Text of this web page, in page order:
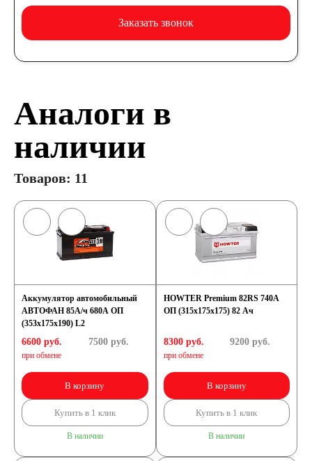
Заказать звонок
Аналоги в
наличии
Товаров: 11
Аккумулятор автомобильный
АВТОФАН 85А/ч 680А ОП
(353x175x190) L2
6600 руб.
при обмене
7500руб.
В корзину
Купить в 1 клик
В наличии
HOWTER Premium 82RS 740A
ОП (315х175х175) 82 Ач
8300 руб.
при обмене
9200 руб.
В корзину
Купить в 1 клик
В наличии